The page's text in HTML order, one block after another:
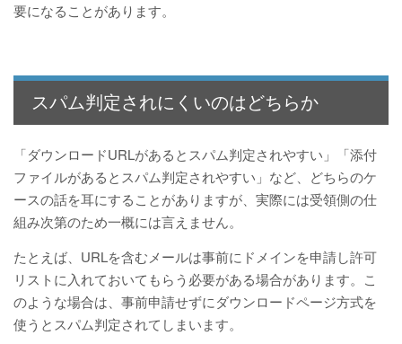
要になることがあります。
スパム判定されにくいのはどちらか
「ダウンロードURLがあるとスパム判定されやすい」「添付
ファイルがあるとスパム判定されやすい」など、どちらのケ
ースの話を耳にすることがありますが、実際には受領側の仕
組み次第のため一概には言えません。
たとえば、URLを含むメールは事前にドメインを申請し許可
リストに入れておいてもらう必要がある場合があります。こ
のような場合は、事前申請せずにダウンロードページ方式を
使うとスパム判定されてしまいます。